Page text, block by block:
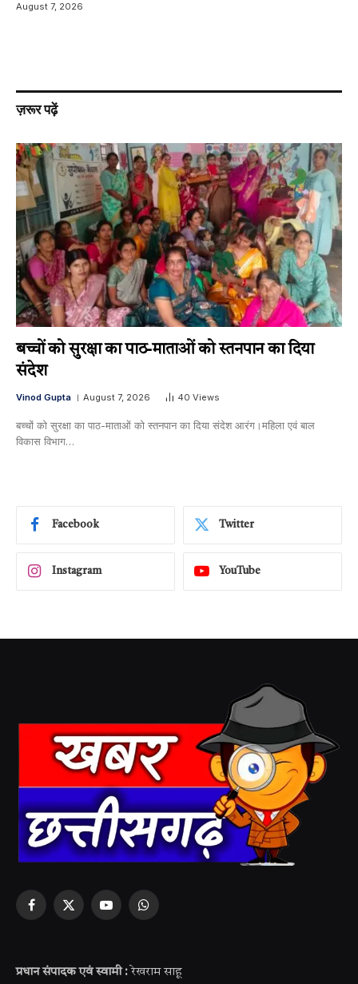
August 7, 2026
ज़रूर पढ़ें
बच्चों को सुरक्षा का पाठ-माताओं को स्तनपान का दिया
संदेश
Vinod Gupta August 7, 2026 40 Views
बच्चों को सुरक्षा का पाठ-माताओं को स्तनपान का दिया संदेश आरंग।महिला एवं बाल
विकास विभाग…
Facebook Twitter
Instagram YouTube
Facebook
X
YouTubeWhatsApp
प्रधान संपादक एवं स्वामी : रेखराम साहू